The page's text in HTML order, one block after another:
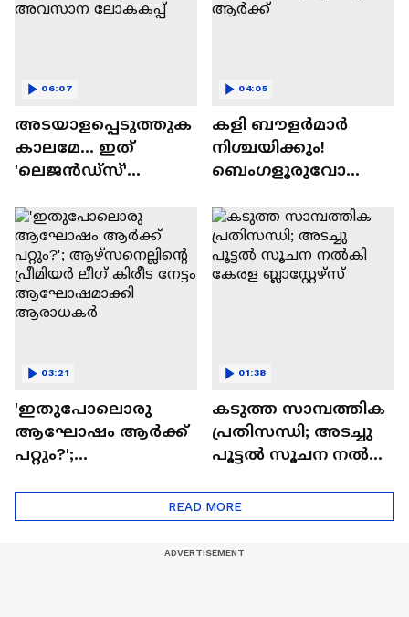
അടയാളപ്പെടുത്തുക
കാലമേ... ഇത്
'ലെജൻഡ്‌സ്'
അവസാന ലോകകപ്പ്
06:07
കളി ബൗളര്‍മാര്‍
നിശ്ചയിക്കും!
ബെംഗളൂരുവോ
മുൻതൂക്കം ആർക്ക്
04:05
'ഇതുപോലൊരു
ആഘോഷം ആർക്ക്
പറ്റും?';
പ്രീമിയർ ലീ​ഗ് കിരീട
നേട്ടം
03:21
കടുത്ത സാമ്പത്തിക
പ്രതിസന്ധി; അടച്ചു
പൂട്ടൽ സൂചന നൽകി
01:38
READ MORE